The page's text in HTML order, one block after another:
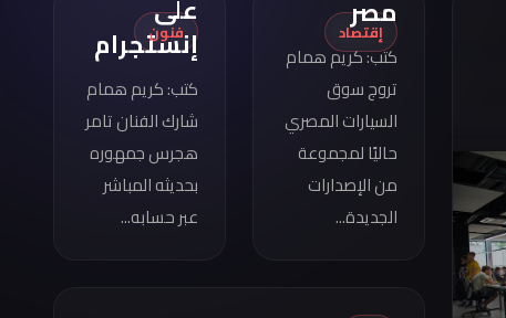
إقتصاد
مصر
كتب: كريم همام
تروج سوق
السيارات المصري
حاليًا لمجموعة
من الإصدارات
الجديدة...
فنون
على
إنستجرام
كتب: كريم همام
شارك الفنان تامر
هجرس جمهوره
بحديثه المباشر
عبر حسابه...